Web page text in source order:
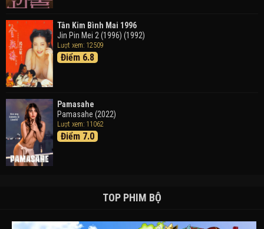
Tân Kim Bình Mai 1996
Jin Pin Mei 2 (1996) (1992)
Lượt xem: 12509
Điểm 6.8
Pamasahe
Pamasahe (2022)
Lượt xem: 11062
Điểm 7.0
TOP PHIM BỘ